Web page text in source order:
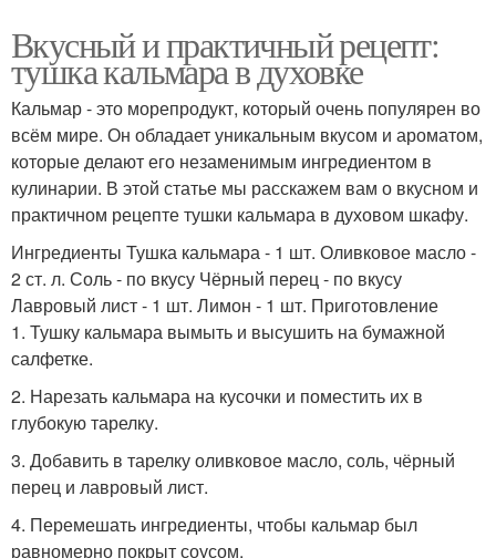
Вкусный и практичный рецепт:
тушка кальмара в духовке
Кальмар - это морепродукт, который очень популярен во
всём мире. Он обладает уникальным вкусом и ароматом,
которые делают его незаменимым ингредиентом в
кулинарии. В этой статье мы расскажем вам о вкусном и
практичном рецепте тушки кальмара в духовом шкафу.
Ингредиенты Тушка кальмара - 1 шт. Оливковое масло -
2 ст. л. Соль - по вкусу Чёрный перец - по вкусу
Лавровый лист - 1 шт. Лимон - 1 шт. Приготовление
1. Тушку кальмара вымыть и высушить на бумажной
салфетке.
2. Нарезать кальмара на кусочки и поместить их в
глубокую тарелку.
3. Добавить в тарелку оливковое масло, соль, чёрный
перец и лавровый лист.
4. Перемешать ингредиенты, чтобы кальмар был
равномерно покрыт соусом.